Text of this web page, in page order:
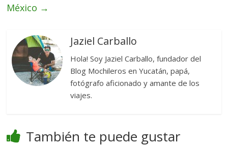
México →
Jaziel Carballo
Hola! Soy Jaziel Carballo, fundador del
Blog Mochileros en Yucatán, papá,
fotógrafo aficionado y amante de los
viajes.
También te puede gustar